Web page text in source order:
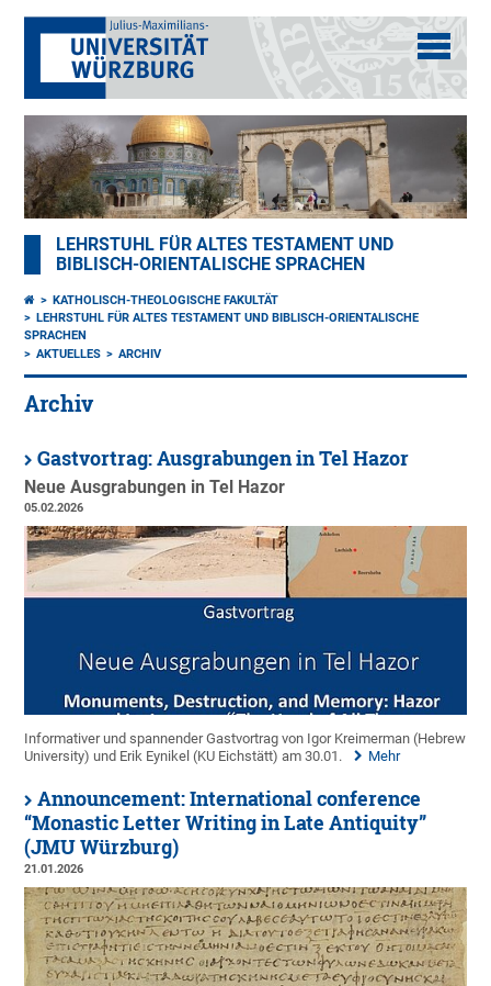
LEHRSTUHL FÜR ALTES TESTAMENT UND
BIBLISCH-ORIENTALISCHE SPRACHEN
KATHOLISCH-THEOLOGISCHE FAKULTÄT
LEHRSTUHL FÜR ALTES TESTAMENT UND BIBLISCH-ORIENTALISCHE
SPRACHEN
AKTUELLES
ARCHIV
Archiv
Gastvortrag: Ausgrabungen in Tel Hazor
Neue Ausgrabungen in Tel Hazor
05.02.2026
Informativer und spannender Gastvortrag von Igor Kreimerman (Hebrew
University) und Erik Eynikel (KU Eichstätt) am 30.01.
Mehr
Announcement: International conference
“Monastic Letter Writing in Late Antiquity”
(JMU Würzburg)
21.01.2026